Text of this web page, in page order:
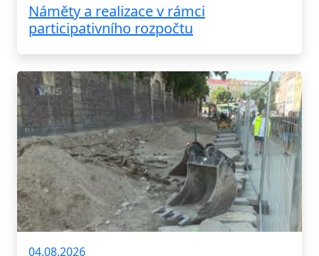
Náměty a realizace v rámci
participativního rozpočtu
04.08.2026